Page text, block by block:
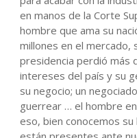
en manos de la Corte
hombre que ama su
millones en el mercado,
presidencia perdió más
intereses del país y su
su negocio; un
guerrear … el hombre
eso, bien conocemos